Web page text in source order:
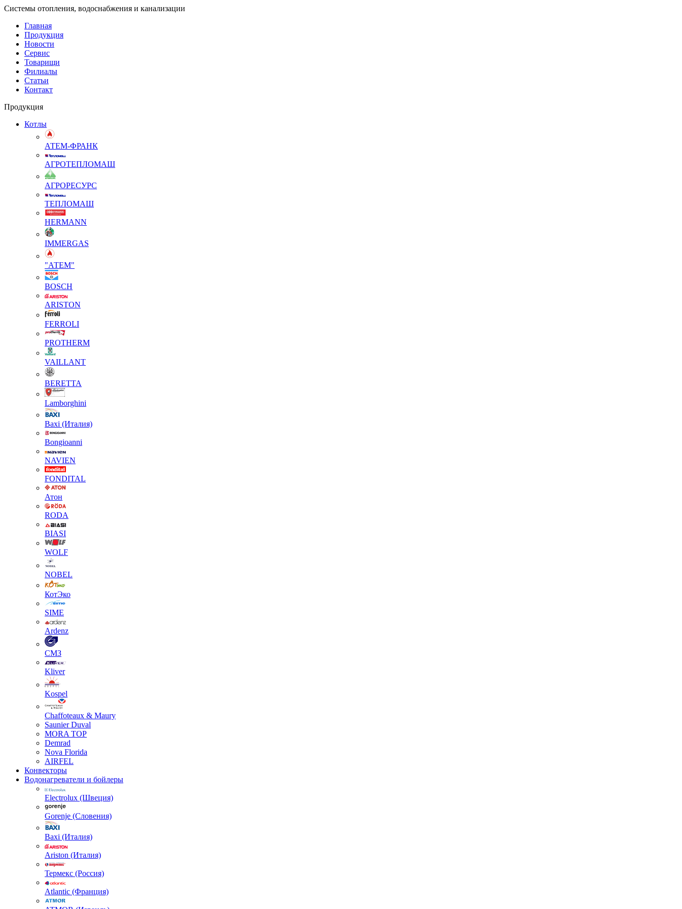
Системы отопления, водоснабжения и канализации
Главная
Продукция
Новости
Сервис
Товарищи
Филиалы
Статьи
Контакт
Продукция
Котлы
АТЕМ-ФРАНК
АГРОТЕПЛОМАШ
АГРОРЕСУРС
ТЕПЛОМАШ
HERMANN
IMMERGAS
"АТЕМ"
BOSCH
ARISTON
FERROLI
PROTHERM
VAILLANT
BERETTA
Lamborghini
Baxi (Италия)
Вongioanni
NAVIEN
FONDITAL
Атон
RODA
BIASI
WOLF
NOBEL
КотЭко
SIME
Ardenz
СМЗ
Kliver
Kospel
Chaffoteaux & Maury
Saunier Duval
MORA TOP
Demrad
Nova Florida
AIRFEL
Конвекторы
Водонагреватели и бойлеры
Electrolux (Швеция)
Gorenje (Словения)
Baxi (Италия)
Ariston (Италия)
Термекс (Россия)
Atlantic (Франция)